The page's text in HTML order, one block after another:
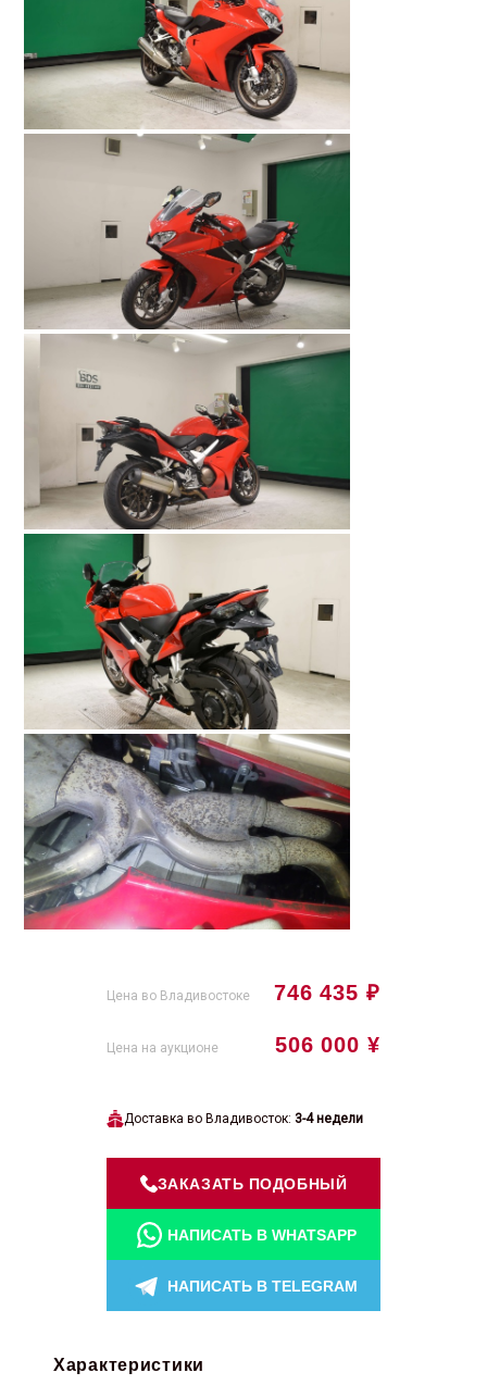
746 435 ₽
Цена во Владивостоке
506 000 ¥
Цена на аукционе
Доставка во Владивосток: 3-4 недели
ЗАКАЗАТЬ ПОДОБНЫЙ
НАПИСАТЬ В WHATSAPP
НАПИСАТЬ В TELEGRAM
Характеристики